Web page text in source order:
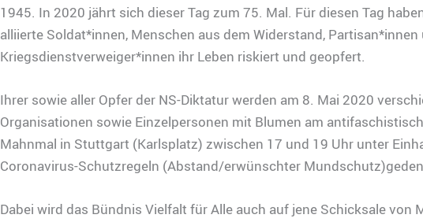
1945. In 2020 jährt sich dieser Tag zum 75. Mal. Für diesen Tag
alliierte Soldat*innen, Menschen aus dem Widerstand, Partisan*innen
Kriegsdienstverweiger*innen ihr Leben riskiert und geopfert.
Ihrer sowie aller Opfer der NS-Diktatur werden am 8. Mai 2020
Organisationen sowie Einzelpersonen mit Blumen am
Mahnmal in Stuttgart (Karlsplatz) zwischen 17 und 19 Uhr unter
Coronavirus-Schutzregeln (Abstand/erwünschter
Dabei wird das Bündnis Vielfalt für Alle auch auf jene Schicksale von